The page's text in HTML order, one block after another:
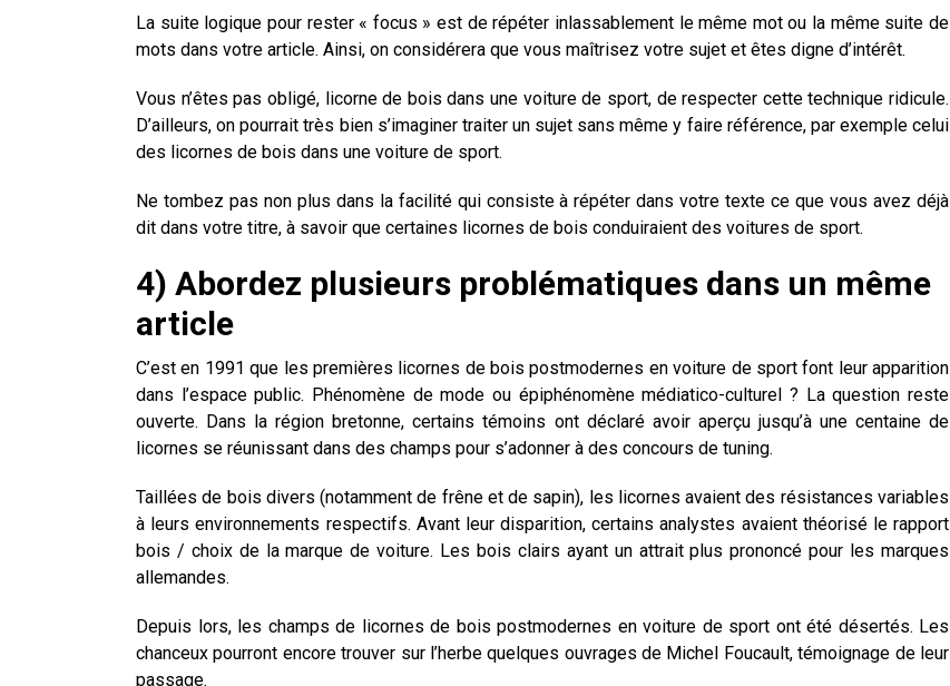
La suite logique pour rester « focus » est de répéter inlassablement le même mot ou la même suite de
mots dans votre article. Ainsi, on considérera que vous maîtrisez votre sujet et êtes digne d’intérêt.
Vous n’êtes pas obligé, licorne de bois dans une voiture de sport, de respecter cette technique ridicule.
D’ailleurs, on pourrait très bien s’imaginer traiter un sujet sans même y faire référence, par exemple celui
des licornes de bois dans une voiture de sport.
Ne tombez pas non plus dans la facilité qui consiste à répéter dans votre texte ce que vous avez déjà
dit dans votre titre, à savoir que certaines licornes de bois conduiraient des voitures de sport.
4) Abordez plusieurs problématiques dans un même
article
C’est en 1991 que les premières licornes de bois postmodernes en voiture de sport font leur apparition
dans l’espace public. Phénomène de mode ou épiphénomène médiatico-culturel ? La question reste
ouverte. Dans la région bretonne, certains témoins ont déclaré avoir aperçu jusqu’à une centaine de
licornes se réunissant dans des champs pour s’adonner à des concours de tuning.
Taillées de bois divers (notamment de frêne et de sapin), les licornes avaient des résistances variables
à leurs environnements respectifs. Avant leur disparition, certains analystes avaient théorisé le rapport
bois / choix de la marque de voiture. Les bois clairs ayant un attrait plus prononcé pour les marques
allemandes.
Depuis lors, les champs de licornes de bois postmodernes en voiture de sport ont été désertés. Les
chanceux pourront encore trouver sur l’herbe quelques ouvrages de Michel Foucault, témoignage de leur
passage.